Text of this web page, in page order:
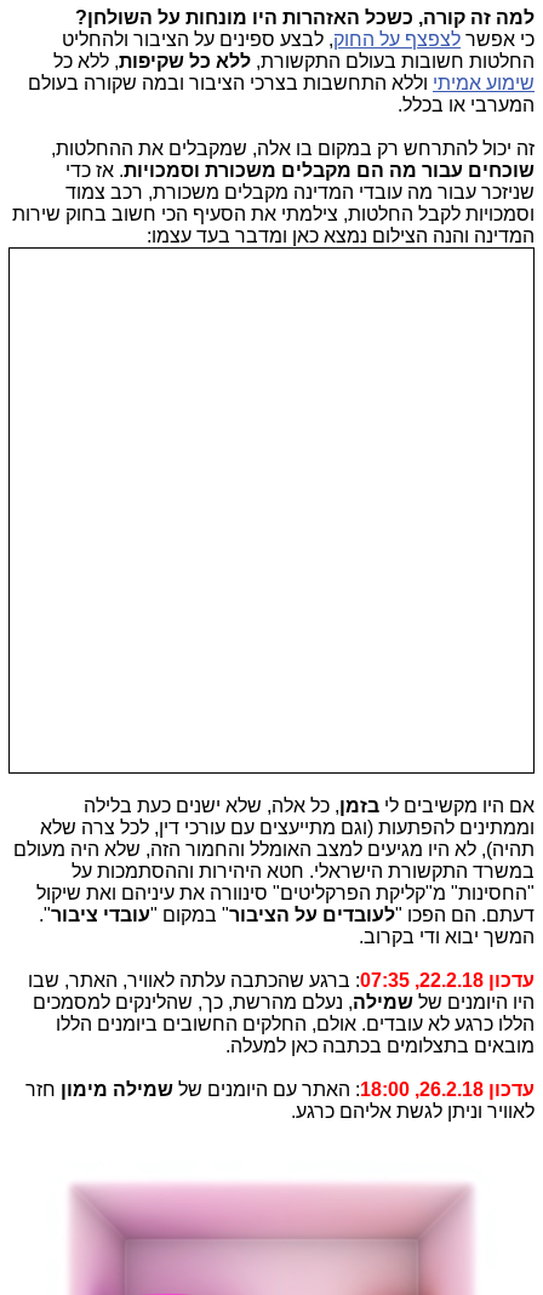
למה זה קורה, כשכל האזהרות היו מונחות על השולחן?
כי אפשר לצפצף על החוק, לבצע ספינים על הציבור ולהחליט
החלטות חשובות בעולם התקשורת, ללא כל שקיפות, ללא כל
שימוע אמיתי וללא התחשבות בצרכי הציבור ובמה שקורה בעולם
המערבי או בכלל.
זה יכול להתרחש רק במקום בו אלה, שמקבלים את ההחלטות,
שוכחים עבור מה הם מקבלים משכורת וסמכויות. אז כדי
שניזכר עבור מה עובדי המדינה מקבלים משכורת, רכב צמוד
וסמכויות לקבל החלטות, צילמתי את הסעיף הכי חשוב בחוק שירות
המדינה והנה הצילום נמצא כאן ומדבר בעד עצמו:
אם היו מקשיבים לי בזמן, כל אלה, שלא ישנים כעת בלילה
וממתינים להפתעות (וגם מתייעצים עם עורכי דין, לכל צרה שלא
תהיה), לא היו מגיעים למצב האומלל והחמור הזה, שלא היה מעולם
במשרד התקשורת הישראלי. חטא היהירות וההסתמכות על
"החסינות" מ"קליקת הפרקליטים" סינוורה את עיניהם ואת שיקול
דעתם. הם הפכו "לעובדים על הציבור" במקום "עובדי ציבור".
המשך יבוא ודי בקרוב.
עדכון 22.2.18, 07:35
: ברגע שהכתבה עלתה לאוויר, האתר, שבו
היו היומנים של שמילה, נעלם מהרשת, כך, שהלינקים למסמכים
הללו כרגע לא עובדים. אולם, החלקים החשובים ביומנים הללו
מובאים בתצלומים בכתבה כאן למעלה.
עדכון 26.2.18, 18:00 : האתר עם היומנים של שמילה מימון חזר
לאוויר וניתן לגשת אליהם כרגע.